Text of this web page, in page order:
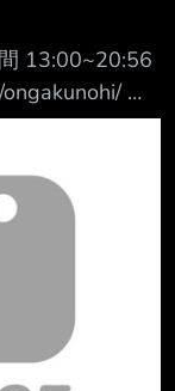
13:00~20:56
官
------
台灣時間
シテ